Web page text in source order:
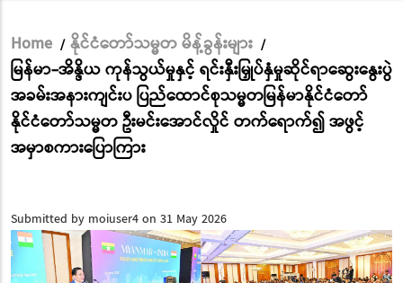
Breadcrumb
Home / နိုင်ငံတော်သမ္မတ မိန့်ခွန်းများ /
မြန်မာ-အိန္ဒိယ ကုန်သွယ်မှုနှင့် ရင်းနှီးမြှုပ်နှံမှုဆိုင်ရာဆွေးနွေးပွဲ
အခမ်းအနားကျင်းပ ပြည်ထောင်စုသမ္မတမြန်မာနိုင်ငံတော်
နိုင်ငံတော်သမ္မတ ဦးမင်းအောင်လှိုင် တက်ရောက်၍ အဖွင့်
အမှာစကားပြောကြား
Submitted by moiuser4on 31 May 2026